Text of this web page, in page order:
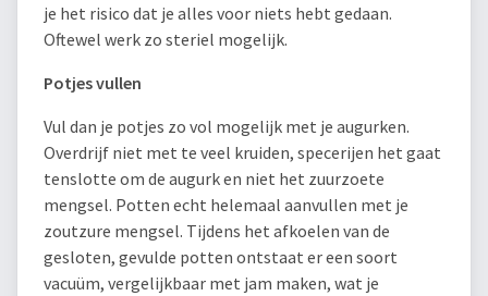
je het risico dat je alles voor niets hebt gedaan.
Oftewel werk zo steriel mogelijk.
Potjes vullen
Vul dan je potjes zo vol mogelijk met je augurken.
Overdrijf niet met te veel kruiden, specerijen het gaat
tenslotte om de augurk en niet het zuurzoete
mengsel. Potten echt helemaal aanvullen met je
zoutzure mengsel. Tijdens het afkoelen van de
gesloten, gevulde potten ontstaat er een soort
vacuüm, vergelijkbaar met jam maken, wat je